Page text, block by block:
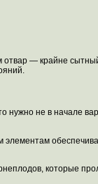
отвар — крайне
нужно не в начале
которые